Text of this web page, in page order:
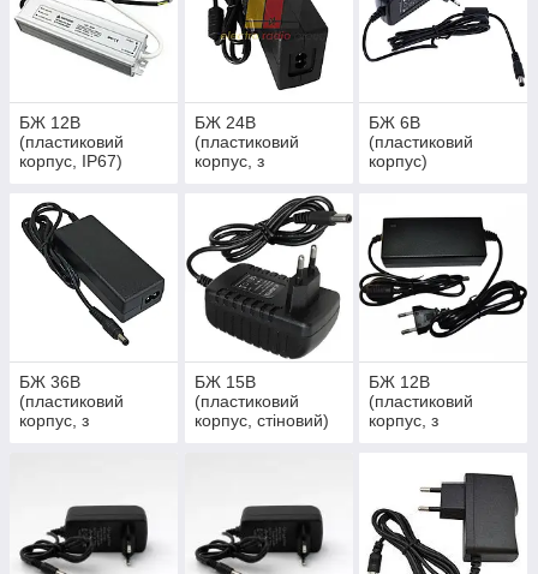
БЖ 12В
(пластиковий
корпус, IP67)
БЖ 24В
(пластиковий
корпус, з
БЖ 6В
(пластиковий
корпус)
БЖ 36В
(пластиковий
корпус, з
БЖ 15В
(пластиковий
корпус, стіновий)
БЖ 12В
(пластиковий
корпус, з